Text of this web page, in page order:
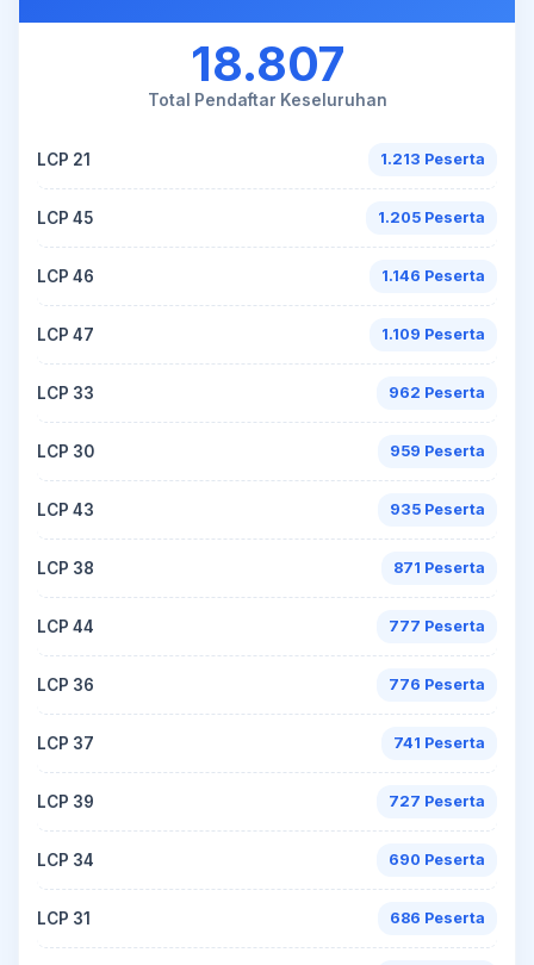
18.807
Total Pendaftar Keseluruhan
LCP 21 1.213 Peserta
LCP 45 1.205 Peserta
LCP 46 1.146 Peserta
LCP 47 1.109 Peserta
LCP 33 962 Peserta
LCP 30 959 Peserta
LCP 43 935 Peserta
LCP 38 871 Peserta
LCP 44 777 Peserta
LCP 36 776 Peserta
LCP 37 741 Peserta
LCP 39 727 Peserta
LCP 34 690 Peserta
LCP 31 686 Peserta